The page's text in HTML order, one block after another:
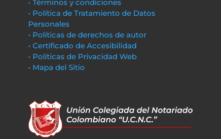
• Términos y condiciones
• Política de Tratamiento de Datos
Personales
• Políticas de derechos de autor
• Certificado de Accesibilidad
• Políticas de Privacidad Web
• Mapa del Sitio